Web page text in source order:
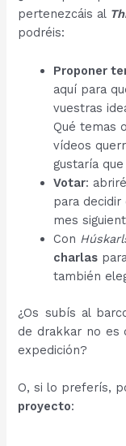
pertenezcáis al
podréis:
Proponer
aquí para
vuestras
Qué temas
vídeos
gustaría
Votar:
para decidir
mes
Con
charlas
también
¿Os subís al
de drakkar no es
expedición?
O, si lo preferís,
proyecto: